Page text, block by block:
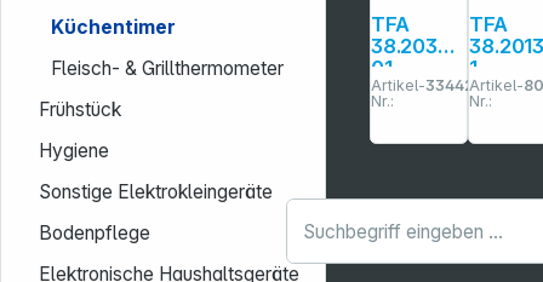
Küchentimer
Fleisch- & Grillthermometer
Frühstück
Hygiene
Sonstige Elektrokleingeräte
Bodenpflege
Elektronische Haushaltsgeräte
TFA
38.2038.
01
Digitaler
Timer
Artikel-
Nr.:
334427
TFA
1
scher
Artikel-
Nr.: